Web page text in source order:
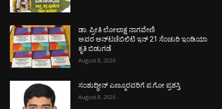
ಡಾ. ಪ್ರೀತಿ ಲೋಲಾಕ್ಷ ನಾಗವೇಣಿ
ಅವರ ಅನ್‌ಟಚೆಬಿಲಿಟಿ ಇನ್ 21 ಸೆಂಚುರಿ ಇಂಡಿಯಾ
ಕೃತಿ ಬಿಡುಗಡೆ
August 8, 2026
ಸಂಶುದ್ಧೀನ್ ಎಣ್ಮೂರವರಿಗೆ ಪ.ಗೋ ಪ್ರಶಸ್ತಿ
August 8, 2026